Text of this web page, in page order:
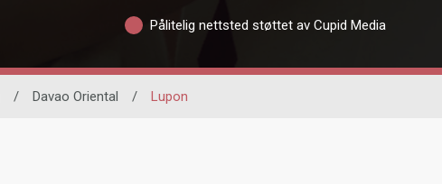
Pålitelig nettsted støttet av Cupid Media
/ Davao Oriental / Lupon